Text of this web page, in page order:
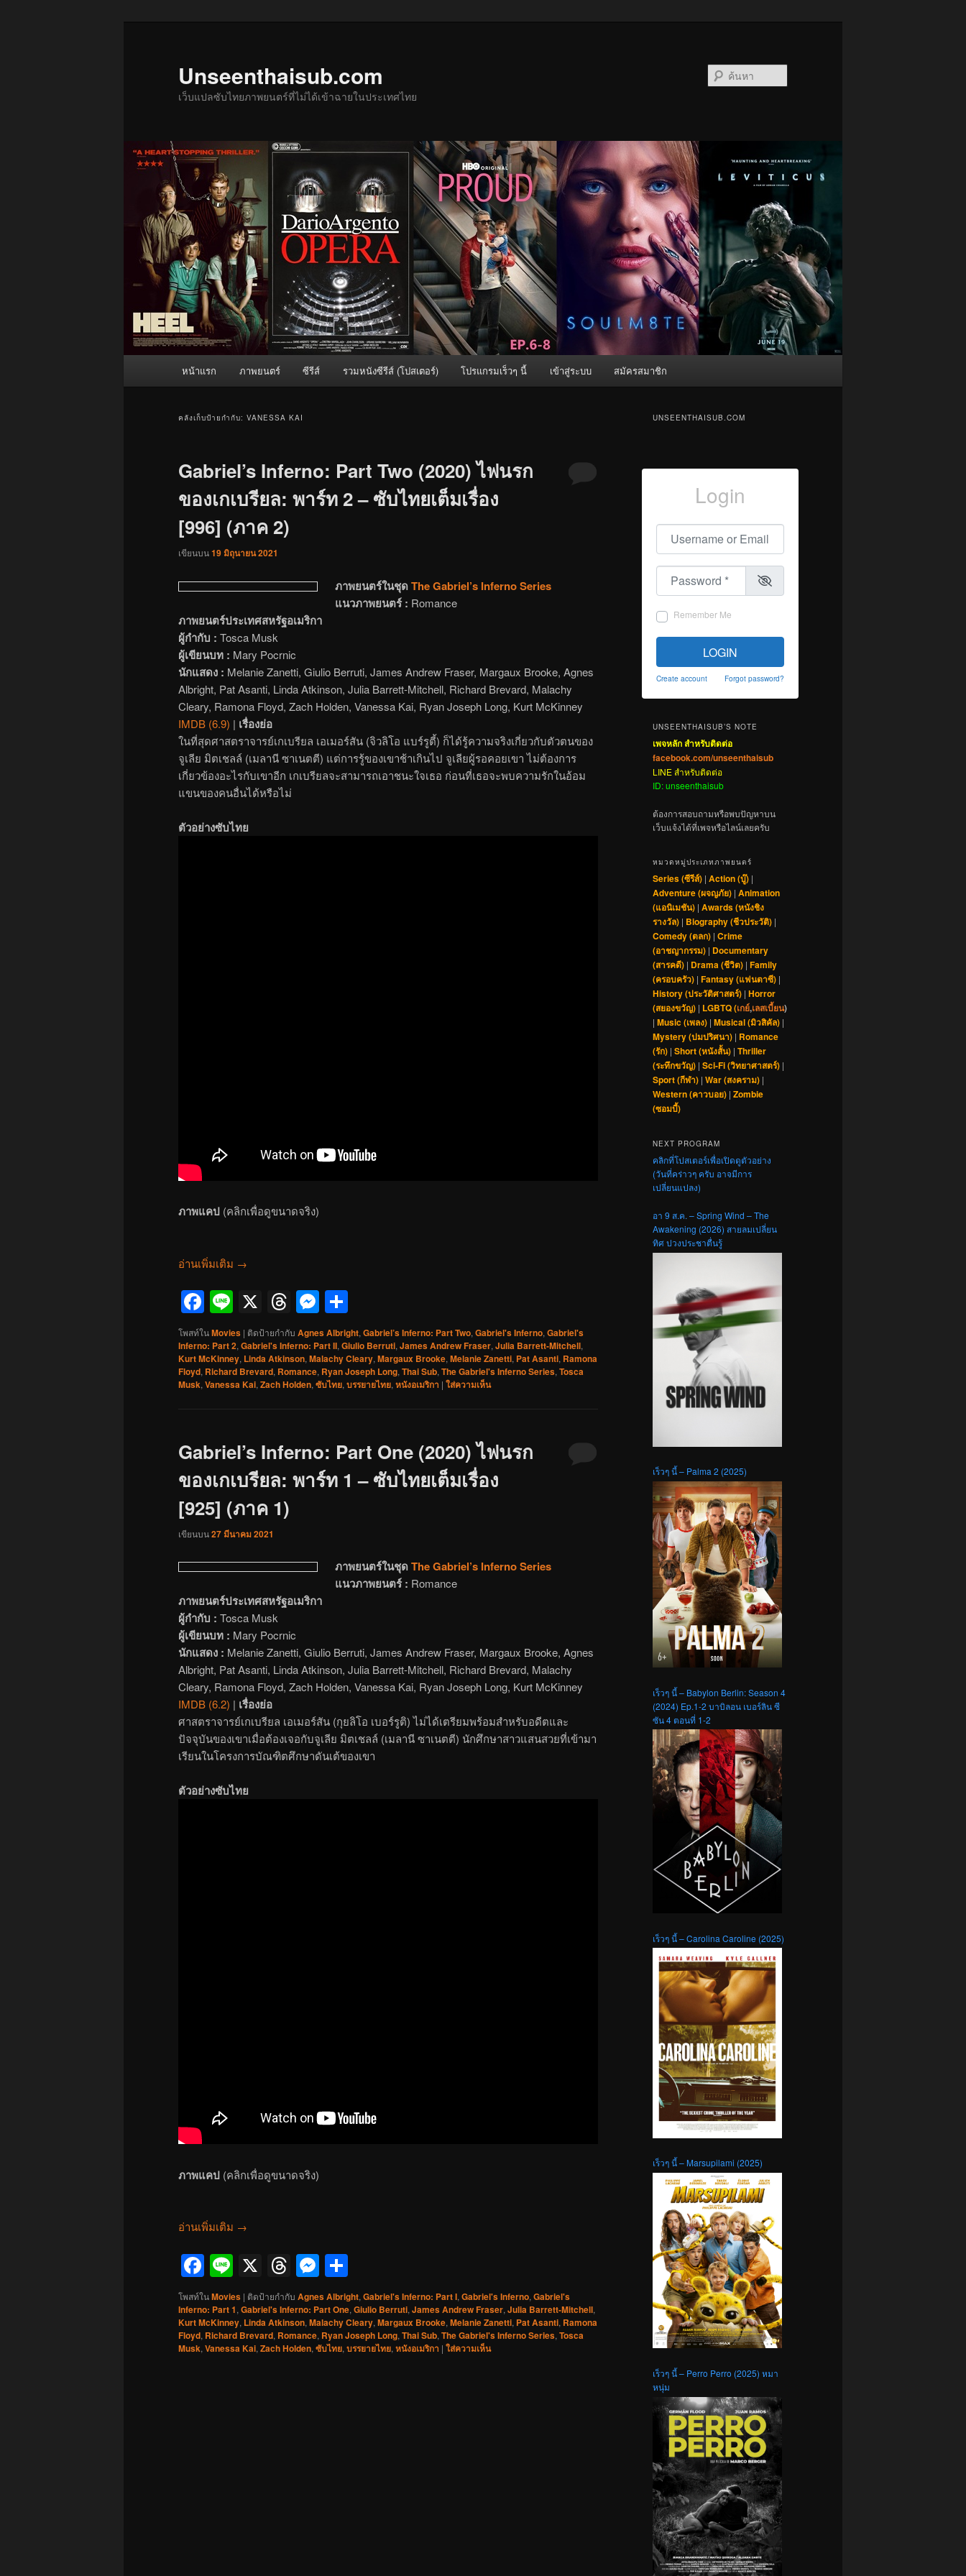
Unseenthaisub.com
เว็บแปลซับไทยภาพยนตร์ที่ไม่ได้เข้าฉายในประเทศไทย
หน้าแรก ภาพยนตร์ ซีรีส์ รวมหนังซีรีส์ (โปสเตอร์) โปรแกรมเร็วๆ นี้ เข้าสู่ระบบ สมัครสมาชิก
คลังเก็บป้ายกำกับ: VANESSA KAI
Gabriel’s Inferno: Part Two (2020) ไฟนรก
ของเกเบรียล: พาร์ท 2 – ซับไทยเต็มเรื่อง
[996] (ภาค 2)
เขียนบน19 มิถุนายน 2021
ภาพยนตร์ในชุดThe Gabriel’s Inferno Series
แนวภาพยนตร์ : Romance
ภาพยนตร์ประเทศสหรัฐอเมริกา
ผู้กำกับ : Tosca Musk
ผู้เขียนบท : Mary Pocrnic
นักแสดง : Melanie Zanetti, Giulio Berruti, James Andrew Fraser, Margaux Brooke, Agnes
Albright, Pat Asanti, Linda Atkinson, Julia Barrett-Mitchell, Richard Brevard, Malachy
Cleary, Ramona Floyd, Zach Holden, Vanessa Kai, Ryan Joseph Long, Kurt McKinney
IMDB (6.9) | เรื่องย่อ
ในที่สุดศาสตราจารย์เกเบรียล เอเมอร์สัน (จิวลิโอ แบร์รูตี้) ก็ได้รู้ความจริงเกี่ยวกับตัวตนของ
จูเลีย มิตเชลล์ (เมลานี ซาเนตตี) แต่การรู้ของเขาช้าเกินไป จูเลียผู้รอคอยเขา ไม่ต้องการ
เกี่ยวข้องอะไรกับเขาอีก เกเบรียลจะสามารถเอาชนะใจเธอ ก่อนที่เธอจะพบความรักในอ้อม
แขนของคนอื่นได้หรือไม่
ตัวอย่างซับไทย
ภาพแคป (คลิกเพื่อดูขนาดจริง)
อ่านเพิ่มเติม →
Facebook
Line
X Threads
Messenger
โพสท์ในMovies | ติดป้ายกำกับ Agnes Albright, Gabriel’s Inferno: Part Two, Gabriel's Inferno, Gabriel's
Inferno: Part 2, Gabriel's Inferno: Part II, Giulio Berruti, James Andrew Fraser, Julia Barrett-Mitchell,
Kurt McKinney, Linda Atkinson, Malachy Cleary, Margaux Brooke, Melanie Zanetti, Pat Asanti, Ramona
Floyd, Richard Brevard, Romance, Ryan Joseph Long, Thai Sub, The Gabriel's Inferno Series, Tosca
Musk, Vanessa Kai, Zach Holden, ซับไทย, บรรยายไทย, หนังอเมริกา | ใส่ความเห็น
Gabriel’s Inferno: Part One (2020) ไฟนรก
ของเกเบรียล: พาร์ท 1 – ซับไทยเต็มเรื่อง
[925] (ภาค 1)
เขียนบน27 มีนาคม 2021
ภาพยนตร์ในชุดThe Gabriel’s Inferno Series
แนวภาพยนตร์ : Romance
ภาพยนตร์ประเทศสหรัฐอเมริกา
ผู้กำกับ : Tosca Musk
ผู้เขียนบท : Mary Pocrnic
นักแสดง : Melanie Zanetti, Giulio Berruti, James Andrew Fraser, Margaux Brooke, Agnes
Albright, Pat Asanti, Linda Atkinson, Julia Barrett-Mitchell, Richard Brevard, Malachy
Cleary, Ramona Floyd, Zach Holden, Vanessa Kai, Ryan Joseph Long, Kurt McKinney
IMDB (6.2) | เรื่องย่อ
ศาสตราจารย์เกเบรียล เอเมอร์สัน (กุยลิโอ เบอร์รูติ) ไม่ได้เตรียมพร้อมสำหรับอดีตและ
ปัจจุบันของเขาเมื่อต้องเจอกับจูเลีย มิตเชลล์ (เมลานี ซาเนตตี) นักศึกษาสาวแสนสวยที่เข้ามา
เรียนในโครงการบัณฑิตศึกษาดันเต้ของเขา
ตัวอย่างซับไทย
ภาพแคป (คลิกเพื่อดูขนาดจริง)
อ่านเพิ่มเติม →
Facebook
Line
X Threads
Messenger
โพสท์ในMovies | ติดป้ายกำกับ Agnes Albright, Gabriel's Inferno: Part I, Gabriel's Inferno, Gabriel's
Inferno: Part 1, Gabriel's Inferno: Part One, Giulio Berruti, James Andrew Fraser, Julia Barrett-Mitchell,
Kurt McKinney, Linda Atkinson, Malachy Cleary, Margaux Brooke, Melanie Zanetti, Pat Asanti, Ramona
Floyd, Richard Brevard, Romance, Ryan Joseph Long, Thai Sub, The Gabriel's Inferno Series, Tosca
Musk, Vanessa Kai, Zach Holden, ซับไทย, บรรยายไทย, หนังอเมริกา | ใส่ความเห็น
UNSEENTHAISUB.COM
Login
Username or Email
Password
Remember Me
LOGIN
Create account Forgot password?
UNSEENTHAISUB’S NOTE
เพจหลัก สำหรับติดต่อ
facebook.com/unseenthaisub
LINE สำหรับติดต่อ
ID: unseenthaisub
ต้องการสอบถามหรือพบปัญหาบน
เว็บแจ้งได้ที่เพจหรือไลน์เลยครับ
หมวดหมู่ประเภทภาพยนตร์
Series (ซีรีส์) | Action (บู๊) |
Adventure (ผจญภัย) | Animation
(แอนิเมชัน) | Awards (หนังชิง
รางวัล) | Biography (ชีวประวัติ) |
Comedy (ตลก) | Crime
(อาชญากรรม) | Documentary
(สารคดี) | Drama (ชีวิต) | Family
(ครอบครัว) | Fantasy (แฟนตาซี) |
History (ประวัติศาสตร์) | Horror
(สยองขวัญ) | LGBTQ (เกย์,เลสเบี้ยน)
| Music (เพลง) | Musical (มิวสิคัล) |
Mystery (ปมปริศนา) | Romance
(รัก) | Short (หนังสั้น) | Thriller
(ระทึกขวัญ) | Sci-Fi (วิทยาศาสตร์) |
Sport (กีฬา) | War (สงคราม) |
Western (คาวบอย) | Zombie
(ซอมบี้)
NEXT PROGRAM
คลิกที่โปสเตอร์เพื่อเปิดดูตัวอย่าง
(วันที่คร่าวๆ ครับ อาจมีการ
เปลี่ยนแปลง)
อา 9 ส.ค. – Spring Wind – The
Awakening (2026) สายลมเปลี่ยน
ทิศ ปวงประชาตื่นรู้
เร็วๆ นี้ – Palma 2 (2025)
เร็วๆ นี้ – Babylon Berlin: Season 4
(2024) Ep.1-2 บาบิลอน เบอร์ลิน ซี
ซัน 4 ตอนที่ 1-2
เร็วๆ นี้ – Carolina Caroline (2025)
เร็วๆ นี้ – Marsupilami (2025)
เร็วๆ นี้ – Perro Perro (2025) หมา
หนุ่ม